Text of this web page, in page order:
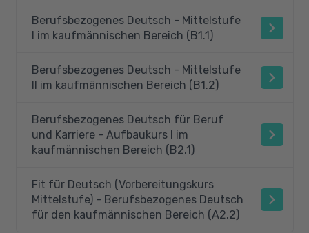
Berufsbezogenes Deutsch - Mittelstufe
I im kaufmännischen Bereich (B1.1)
Berufsbezogenes Deutsch - Mittelstufe
II im kaufmännischen Bereich (B1.2)
Berufsbezogenes Deutsch für Beruf
und Karriere - Aufbaukurs I im
kaufmännischen Bereich (B2.1)
Fit für Deutsch (Vorbereitungskurs
Mittelstufe) - Berufsbezogenes Deutsch
für den kaufmännischen Bereich (A2.2)